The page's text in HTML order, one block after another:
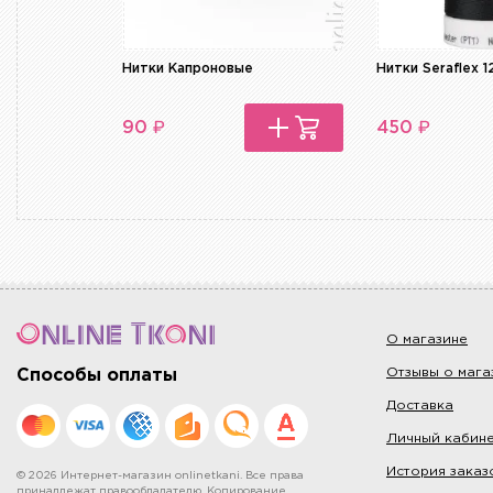
Нитки Капроновые
90 ₽
Нитки Seraflex
450 ₽
Способы оплаты
© 2026 Интернет-магазин onlinetkani. Все права
О магазине
Отзывы о
Доставка
Личный
История